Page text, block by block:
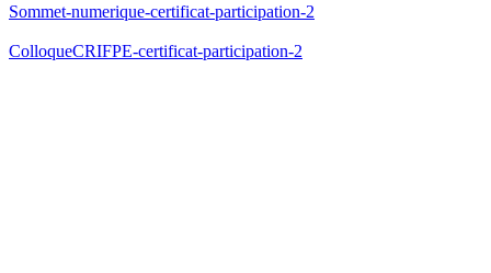
Sommet-numerique-certificat-participation-2
ColloqueCRIFPE-certificat-participation-2